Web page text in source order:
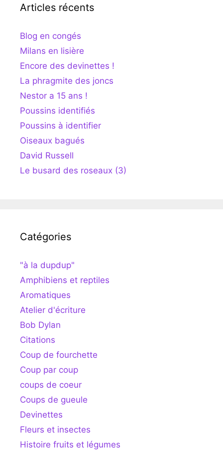
Articles récents
Blog en congés
Milans en lisière
Encore des devinettes !
La phragmite des joncs
Nestor a 15 ans !
Poussins identifiés
Poussins à identifier
Oiseaux bagués
David Russell
Le busard des roseaux (3)
Catégories
"à la dupdup"
Amphibiens et reptiles
Aromatiques
Atelier d'écriture
Bob Dylan
Citations
Coup de fourchette
Coup par coup
coups de coeur
Coups de gueule
Devinettes
Fleurs et insectes
Histoire fruits et légumes